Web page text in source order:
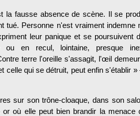
fausse absence de scène. Il se
tué. Personne n'est vraiment indemne
leur panique et se poursuivent
ou en recul, lointaine, presque
terre l'oreille s'assa­git, l'œil
celle qui se détruit, peut enfin s'établir
sur son trône-cloaque, dans son
où elle peut bien brandir la menace